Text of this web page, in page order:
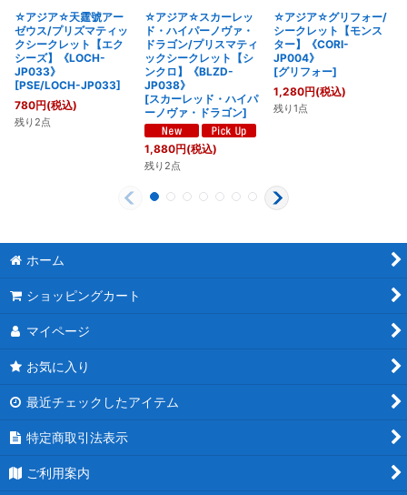
☆アジア☆天霆號アー
ゼウス/プリズマティッ
クシークレット【エク
シーズ】《LOCH-
JP033》
[PSE/LOCH-JP033]
780円(税込)
残り2点
☆アジア☆スカーレッ
ド・ハイパーノヴァ・
ドラゴン/プリスマティ
ックシークレット【シ
ンクロ】《BLZD-
JP038》
[スカーレッド・ハイパ
ーノヴァ・ドラゴン]
1,880円(税込)
残り2点
☆アジア☆グリフォー/
シークレット【モンス
ター】《CORI-
JP004》
[グリフォー]
1,280円(税込)
残り1点
ホーム
ショッピングカート
マイページ
お気に入り
最近チェックしたアイテム
特定商取引法表示
ご利用案内